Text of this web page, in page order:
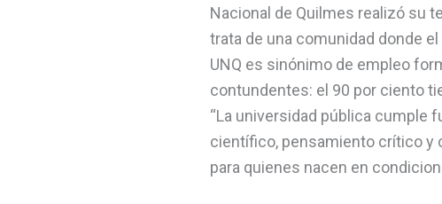
Nacional de Quilmes realizó su
trata de una comunidad donde
UNQ es sinónimo de empleo
contundentes: el 90 por ciento
“La universidad pública
científico, pensamiento crítico y
para quienes nacen en